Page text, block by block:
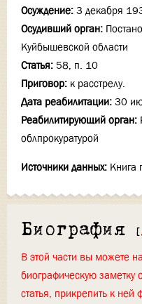
Осуждение: 3 декабря
Осудивший орган:
Куйбышевской области
Статья: 58, п. 10
Приговор: к расстрелу.
Дата реабилитации: 30
Реабилитирующий орган:
облпрокуратурой
Источники данных: Книга
Биография [
В этой части вы можете
биографическую
статья, прикрепить к ней